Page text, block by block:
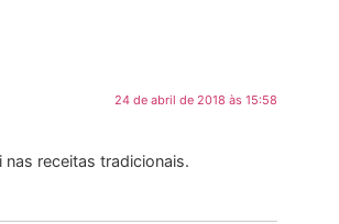
24 de abril de 2018 às 15:58
receitas tradicionais.